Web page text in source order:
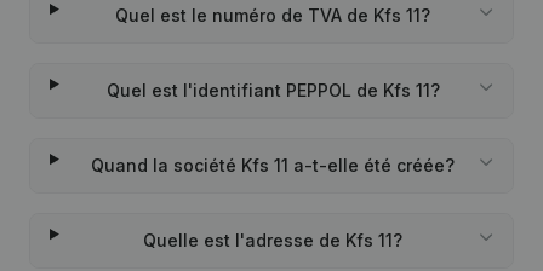
Quel est le numéro de TVA de Kfs 11?
Quel est l'identifiant PEPPOL de Kfs 11?
Quand la société Kfs 11 a-t-elle été créée?
Quelle est l'adresse de Kfs 11?